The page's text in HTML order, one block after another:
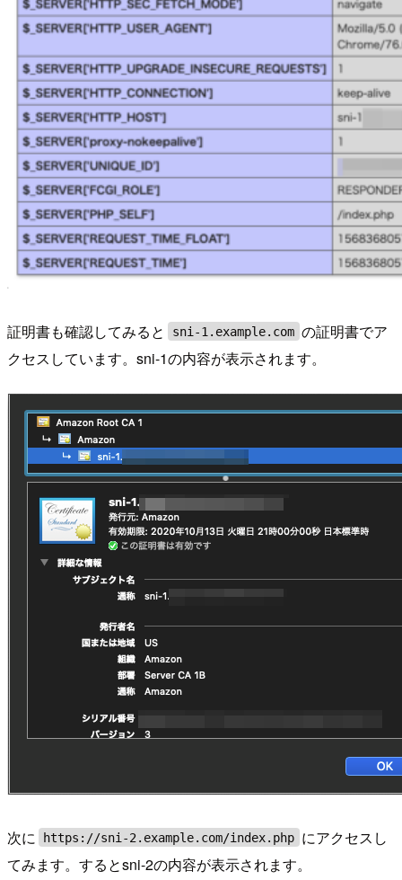
証明書も確認してみると sni-1.example.com の証明書でア
クセスしています。sni-1の内容が表示されます。
次に https://sni-2.example.com/index.php にアクセスし
てみます。するとsni-2の内容が表示されます。